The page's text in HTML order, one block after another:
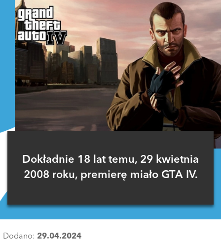
Dokładnie 18 lat temu, 29 kwietnia
2008 roku, premierę miało GTA IV.
Dodano: 29.04.2024